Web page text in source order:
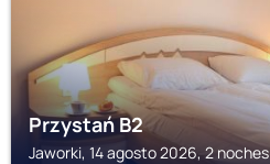
Przystań B2
Jaworki, 14 agosto 2026, 2 noches